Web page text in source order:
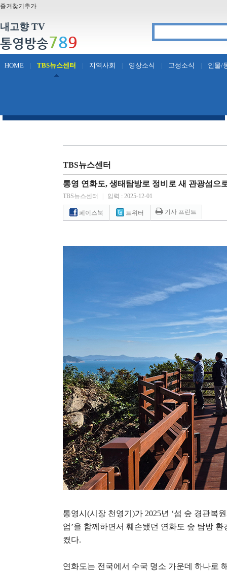
즐겨찾기추가
내고향 TV
통영방송789
HOME TBS뉴스센터 지역사회 영상소식 고성소식 인물/
TBS뉴스센터
통영 연화도, 생태탐방로 정비로 새 관광섬으
TBS뉴스센터 입력 : 2025-12-01
페이스북 트위터 기사 프린트
통영시 (시장 천영기 )가 2025년 ‘섬 숲 경관복
업’을 함께하면서 훼손됐던 연화도 숲 탐방 환
켰다.
연화도는 전국에서 수국 명소 가운데 하나로